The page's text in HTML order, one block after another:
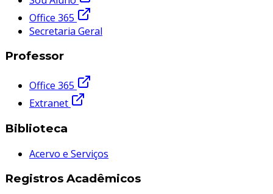
Office 365
Secretaria Geral
Professor
Office 365
Extranet
Biblioteca
Acervo e Serviços
Registros Acadêmicos